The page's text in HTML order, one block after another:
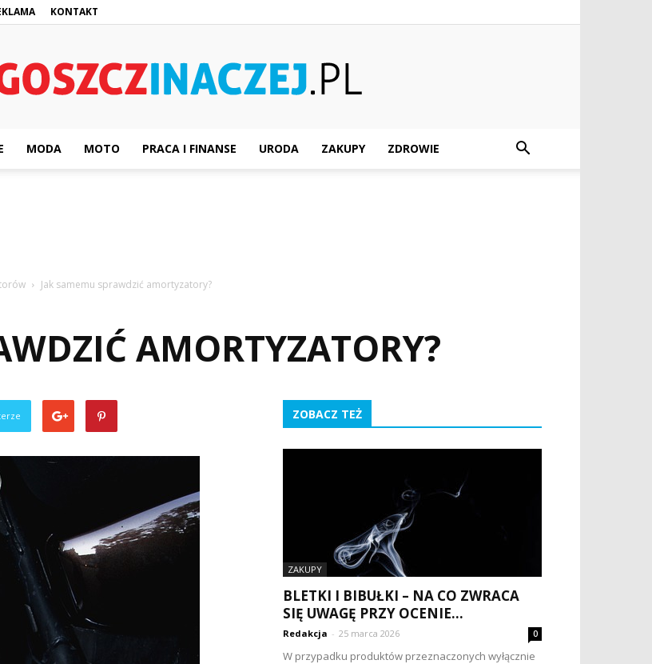
KONTAKT
BydgoszczInaczej.pl
MODA MOTO PRACA I FINANSE URODA ZAKUPY ZDROWIE
Jak samemu sprawdzić amortyzatory?
AMORTYZATORY?
ZOBACZ TEŻ
ZAKUPY
BLETKI I BIBUŁKI – NA CO ZWRACA
SIĘ UWAGĘ PRZY OCENIE...
Redakcja - 25 marca 2026 0
W przypadku produktów przeznaczonych wyłącznie